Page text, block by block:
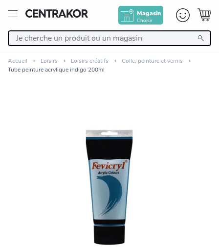
Magasin
Choisir
Linge de maison
Cuisine et art de la table
Salle de bain et beauté
Entretien et rangement
Accueil Loisirs Loisirs créatifs
Colle, peinture et vernis
Tube peinture acrylique indigo 200ml